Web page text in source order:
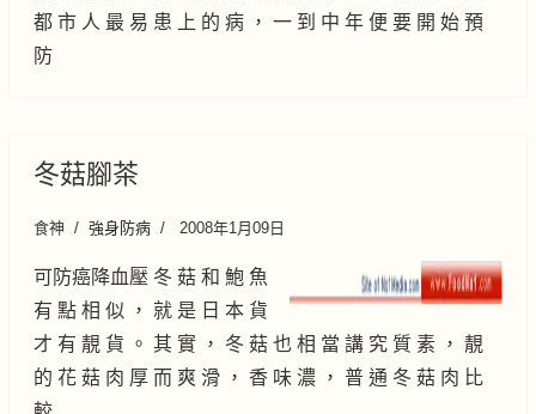
都 市 人 最 易 患 上 的 病 ， 一 到 中 年 便 要 開 始 預
防
冬菇腳茶
食神 強身防病 2008年1月09日
可防癌降血壓 冬 菇 和 鮑 魚
有 點 相 似 ， 就 是 日 本 貨
才 有 靚 貨 。 其 實 ， 冬 菇 也 相 當 講 究 質 素 ， 靚
的 花 菇 肉 厚 而 爽 滑 ， 香 味 濃 ， 普 通 冬 菇 肉 比